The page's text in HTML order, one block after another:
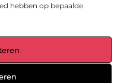
hebben op bepaalde
verhalen.
wat het dagelijks leven boeiend